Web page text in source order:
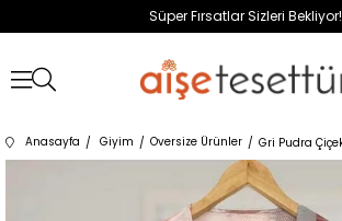
Süper Fırsatlar Sizleri Bekliyor!
Anasayfa Giyim Oversize Ürünler